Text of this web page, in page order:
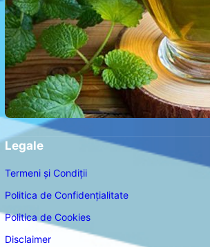
Legale
Termeni și Condiții
Politica de Confidențialitate
Politica de Cookies
Disclaimer